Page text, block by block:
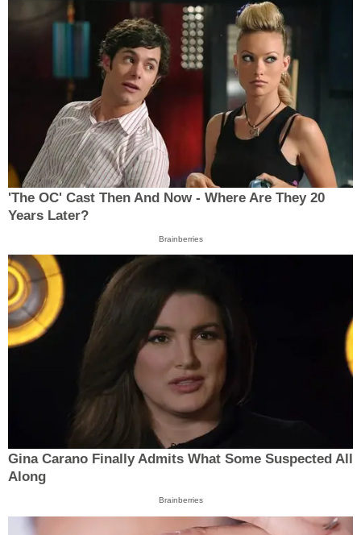
'The OC' Cast Then And Now - Where Are They 20
Years Later?
Brainberries
Gina Carano Finally Admits What Some Suspected All
Along
Brainberries